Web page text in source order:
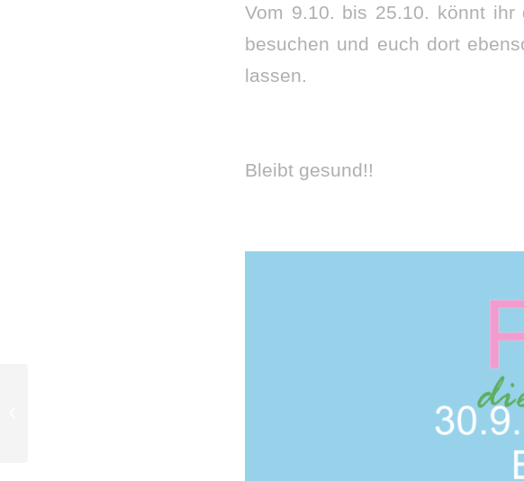
Vom 9.10. bis 25.10. könnt ihr
besuchen und euch dort
lassen.
Bleibt gesund!!